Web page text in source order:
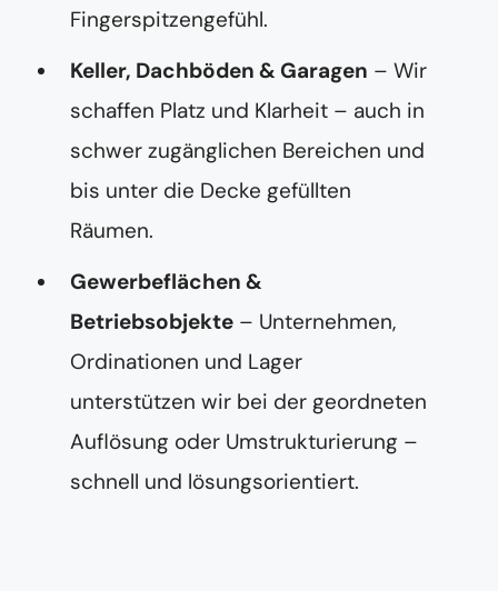
Fingerspitzengefühl.
Keller, Dachböden & Garagen – Wir
schaffen Platz und Klarheit – auch in
schwer zugänglichen Bereichen und
bis unter die Decke gefüllten
Räumen.
Gewerbeflächen &
Betriebsobjekte – Unternehmen,
Ordinationen und Lager
unterstützen wir bei der geordneten
Auflösung oder Umstrukturierung –
schnell und lösungsorientiert.